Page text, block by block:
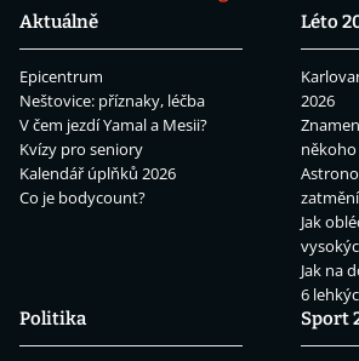
Aktuálně
Epicentrum
Neštovice: příznaky, léčba
V čem jezdí Yamal a Mesii?
Kvízy pro seniory
Kalendář úplňků 2026
Co je bodycount?
Léto
2026
Jak
Jak na
6
Politika
Sport